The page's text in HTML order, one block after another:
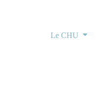
Le CHU